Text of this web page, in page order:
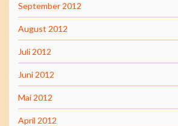
September 2012
August 2012
Juli 2012
Juni 2012
Mai 2012
April 2012